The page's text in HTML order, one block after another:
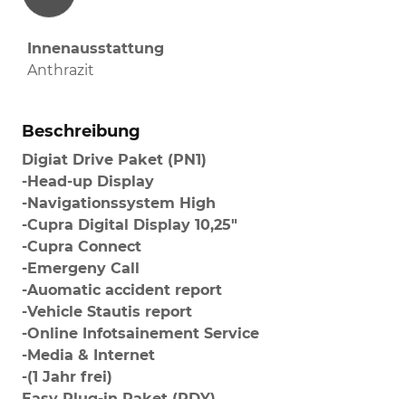
Innenausstattung
Anthrazit
Beschreibung
Digiat Drive Paket (PN1)
-Head-up Display
-Navigationssystem High
-Cupra Digital Display 10,25"
-Cupra Connect
-Emergeny Call
-Auomatic accident report
-Vehicle Stautis report
-Online Infotsainement Service
-Media & Internet
-(1 Jahr frei)